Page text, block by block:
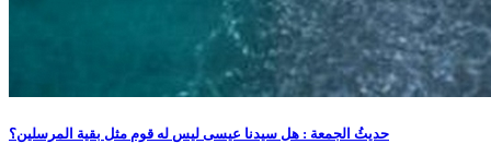
حديثُ الجمعة : هل سيدنا عيسى ليس له قوم مثل بقية المرسلين؟